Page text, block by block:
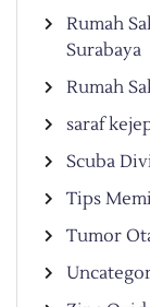
Rumah
Surabaya
Rumah
saraf
Scuba
Tips
Tumor